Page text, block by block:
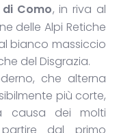
Como, in riva al
delle Alpi Retiche
bianco massiccio
del Disgrazia.
che alterna
più corte,
causa dei molti